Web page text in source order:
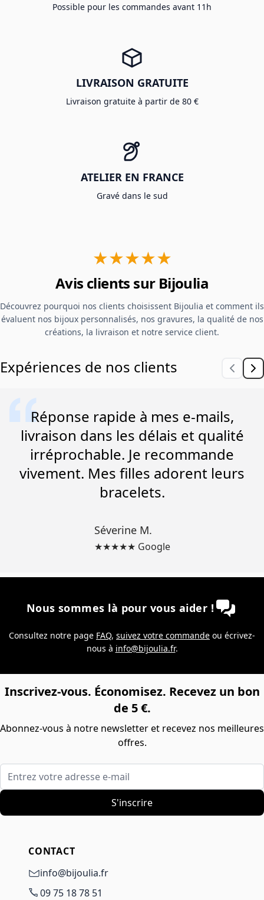
Possible pour les commandes avant 11h
LIVRAISON GRATUITE
Livraison gratuite à partir de 80 €
ATELIER EN FRANCE
Gravé dans le sud
★★★★★
Avis clients sur Bijoulia
Découvrez pourquoi nos clients choisissent Bijoulia et comment ils
évaluent nos bijoux personnalisés, nos gravures, la qualité de nos
créations, la livraison et notre service client.
Expériences de nos clients
Réponse rapide à mes e-mails,
livraison dans les délais et qualité
irréprochable. Je recommande
vivement. Mes filles adorent leurs
bracelets.
Séverine M.
★★★★★ Google
Nous sommes là pour vous aider !
Consultez notre page FAQ, suivez votre commande ou écrivez-
nous à info@bijoulia.fr.
Inscrivez-vous. Économisez. Recevez un bon
de 5 €.
Abonnez-vous à notre newsletter et recevez nos meilleures
offres.
Entrez votre adresse e-mail
S'inscrire
CONTACT
info@bijoulia.fr
09 75 18 78 51